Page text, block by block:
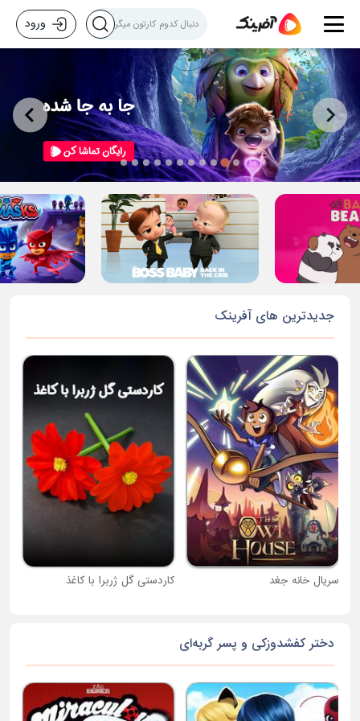
ورود
جدیدترین های آفرینک
سریال خانه جغد کاردستی گل ژربرا با کاغذ
دختر کفشدوزکی و پسر گربه‌ای